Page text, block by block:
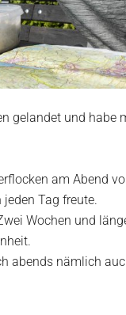
gelandet und habe
am Abend
Tag freute.
Wochen und
abends nämlich